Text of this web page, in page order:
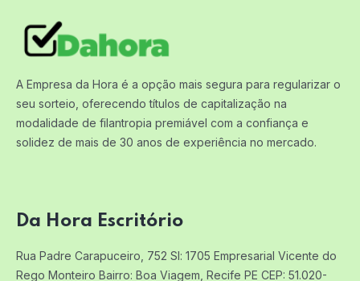
A Empresa da Hora é a opção mais segura para regularizar o
seu sorteio, oferecendo títulos de capitalização na
modalidade de filantropia premiável com a confiança e
solidez de mais de 30 anos de experiência no mercado.
Da Hora Escritório
Rua Padre Carapuceiro, 752 Sl: 1705 Empresarial Vicente do
Rego Monteiro Bairro: Boa Viagem, Recife PE CEP: 51.020-